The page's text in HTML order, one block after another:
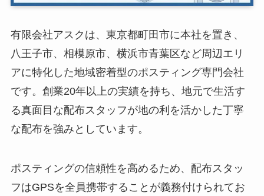
有限会社アスクは、東京都町田市に本社を置き、
八王子市、相模原市、横浜市青葉区など周辺エリ
アに特化した地域密着型のポスティング専門会社
です。創業20年以上の実績を持ち、地元で生活す
る真面目な配布スタッフが地の利を活かした丁寧
な配布を強みとしています。
ポスティングの信頼性を高めるため、配布スタッ
フはGPSを全員携帯することが義務付けられてお